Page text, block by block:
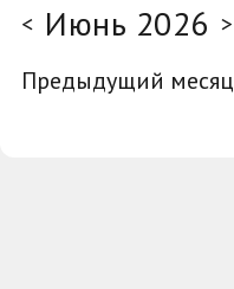
< Июнь 2026 >
Предыдущий месяц